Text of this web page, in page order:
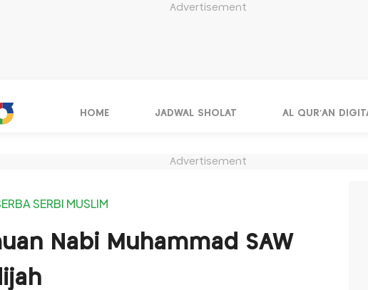
Advertisement
HOME JADWAL SHOLAT AL QUR'AN
Advertisement
SERBI MUSLIM
Nabi Muhammad SAW